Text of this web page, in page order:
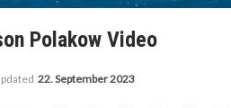
Polakow Video
22. September 2023